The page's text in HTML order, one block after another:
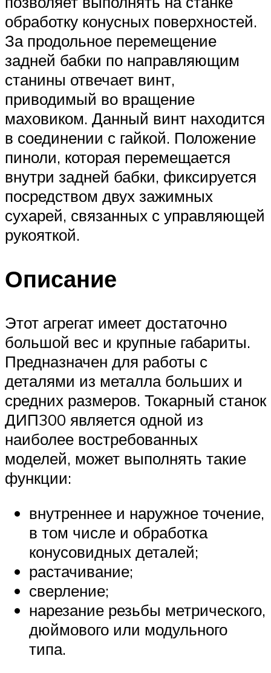
обработку конусных поверхностей.
За продольное перемещение
задней бабки по направляющим
станины отвечает винт,
приводимый во вращение
маховиком. Данный винт находится
в соединении с гайкой. Положение
пиноли, которая перемещается
внутри задней бабки, фиксируется
посредством двух зажимных
сухарей, связанных с управляющей
рукояткой.
Описание
Этот агрегат имеет достаточно
большой вес и крупные габариты.
Предназначен для работы с
деталями из металла больших и
средних размеров. Токарный станок
ДИП300 является одной из
наиболее востребованных
моделей, может выполнять такие
функции:
внутреннее и наружное точение,
в том числе и обработка
конусовидных деталей;
растачивание;
сверление;
нарезание резьбы метрического,
дюймового или модульного
типа.